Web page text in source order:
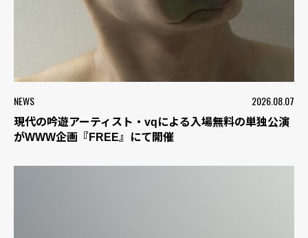
NEWS 2026.08.07
現代の吟遊アーティスト・vqによる入場無料の単独公演
がWWW企画『FREE』にて開催